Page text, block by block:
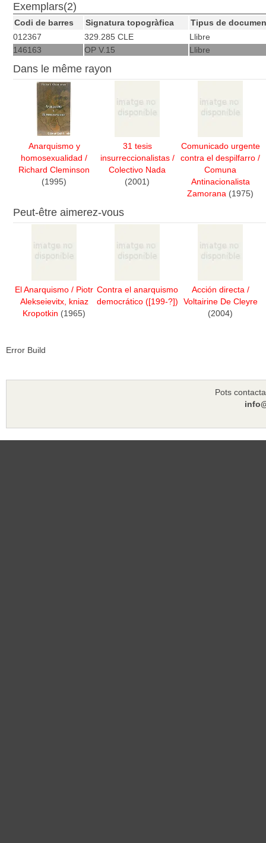
Exemplars(2)
Codi de barres Signatura topogràfica
Tipus de
012367
329.285 CLE
Llibre
146163
OP V.15 Llibre
Dans le même rayon
Anarquismo y
homosexualidad /
Richard Cleminson
(1995)
31 tesis
insurreccionalistas/
Colectivo Nada
(2001)
Comunicado urgente
contra el despilfarro /
Comuna
Antinacionalista
Zamorana (1975)
Peut-être aimerez-vous
El Anarquismo / Piotr
Alekseievitx, kniaz
Kropotkin (1965)
Contra el anarquismo
democrático([199-?])
Acción directa /
Voltairine De Cleyre
(2004)
Error Build
Pots